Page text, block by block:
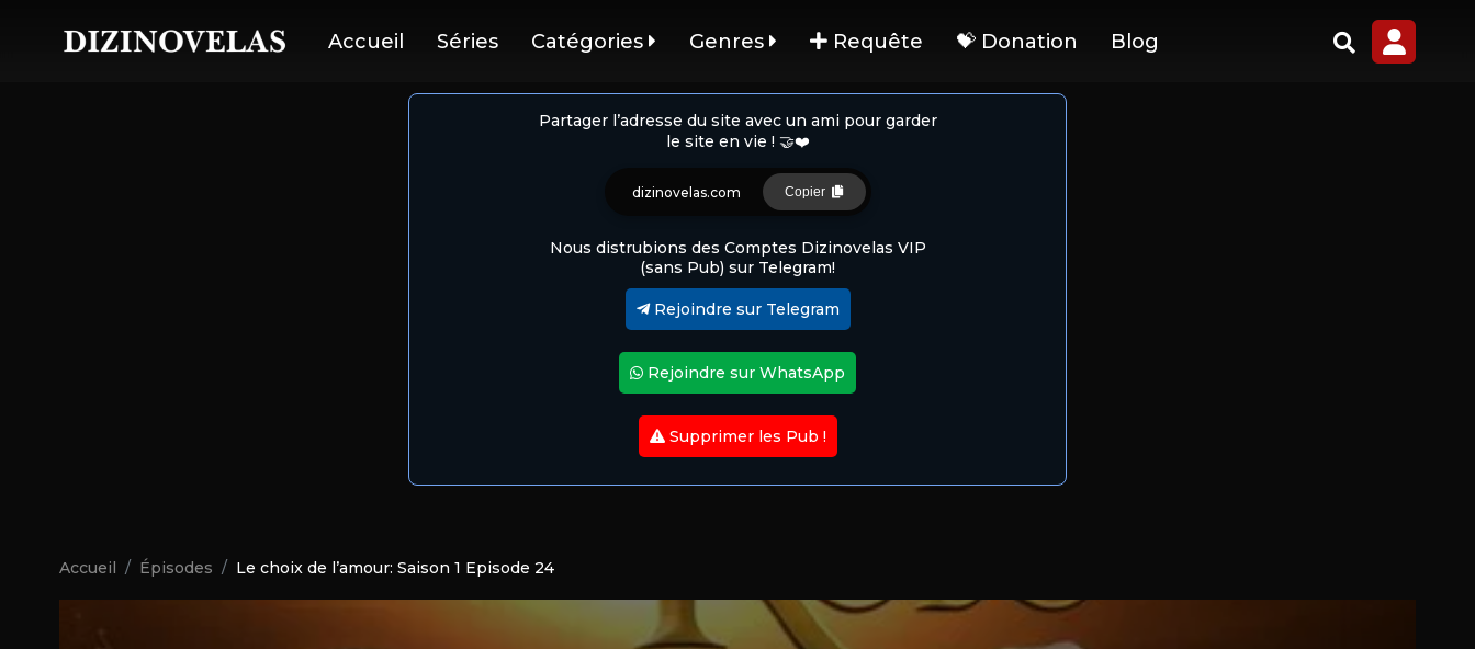
Accueil Séries Catégories Genres Requête 💝 Donation Blog
Partager l’adresse du site avec un ami pour garder
le site en vie ! 🤝❤️
dizinovelas.com Copier
Nous distrubions des Comptes Dizinovelas VIP
(sans Pub) sur Telegram!
Rejoindre sur Telegram
Rejoindre sur WhatsApp
Supprimer les Pub !
Accueil Épisodes Le choix de l’amour: Saison 1 Episode 24